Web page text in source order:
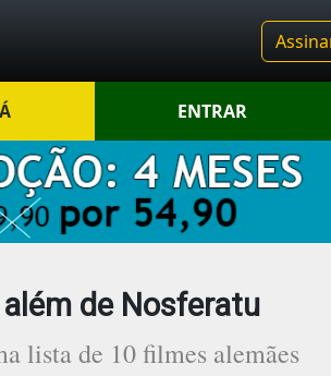
ENTRAR
de Nosferatu
lista de 10 filmes alemães